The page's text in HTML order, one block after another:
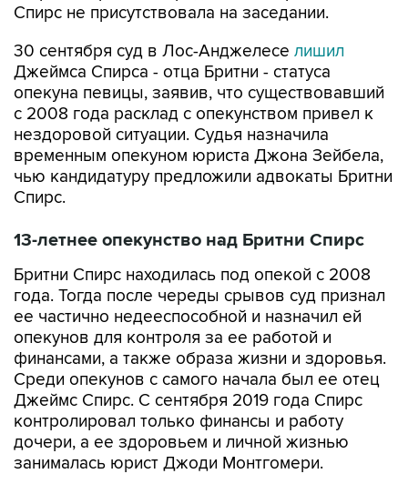
Спирс не присутствовала на заседании.
30 сентября суд в Лос-Анджелесе лишил
Джеймса Спирса - отца Бритни - статуса
опекуна певицы, заявив, что существовавший
с 2008 года расклад с опекунством привел к
нездоровой ситуации. Судья назначила
временным опекуном юриста Джона Зейбела,
чью кандидатуру предложили адвокаты Бритни
Спирс.
13-летнее опекунство над Бритни Спирс
Бритни Спирс находилась под опекой с 2008
года. Тогда после череды срывов суд признал
ее частично недееспособной и назначил ей
опекунов для контроля за ее работой и
финансами, а также образа жизни и здоровья.
Среди опекунов с самого начала был ее отец
Джеймс Спирс. С сентября 2019 года Спирс
контролировал только финансы и работу
дочери, а ее здоровьем и личной жизнью
занималась юрист Джоди Монтгомери.